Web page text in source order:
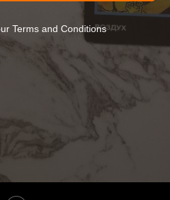
Terms and Conditions